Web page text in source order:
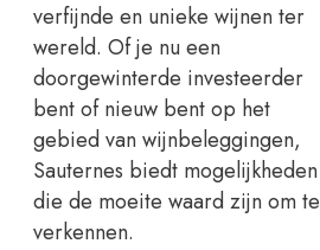
verfijnde en unieke wijnen ter
wereld. Of je nu een
doorgewinterde investeerder
bent of nieuw bent op het
gebied van wijnbeleggingen,
Sauternes biedt mogelijkheden
die de moeite waard zijn om te
verkennen.